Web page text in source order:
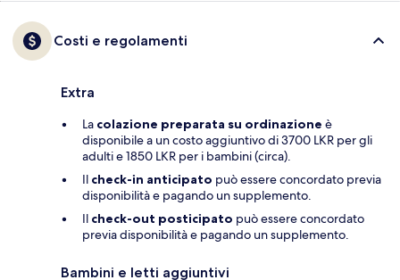
Costi e regolamenti
Extra
La colazione preparata su ordinazione è
disponibile a un costo aggiuntivo di 3700 LKR per gli
adulti e 1850 LKR per i bambini (circa).
Il check-in anticipato può essere concordato previa
disponibilità e pagando un supplemento.
Il check-out posticipato può essere concordato
previa disponibilità e pagando un supplemento.
Bambini e letti aggiuntivi